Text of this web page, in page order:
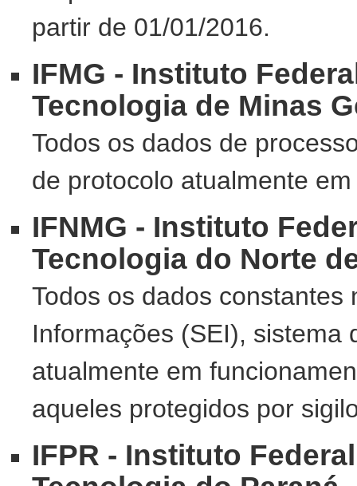
partir de 01/01/2016.
IFMG - Instituto
Tecnologia de Minas
Todos os dados de
de protocolo atualmente
IFNMG - Instituto
Tecnologia do Norte
Todos os dados constantes
Informações (SEI), sistema
atualmente em
aqueles protegidos por
IFPR - Instituto